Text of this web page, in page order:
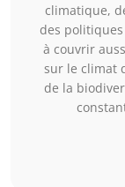
climatique,
des
à couvrir
sur le climat
de la